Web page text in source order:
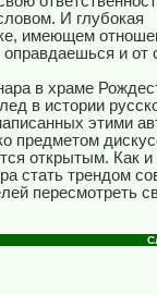
И глубокая
имеющем
и от
в храме
в истории
этими
предметом
открытым. Как и
стать трендом
пересмотреть